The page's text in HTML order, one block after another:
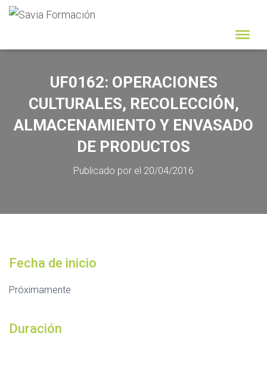
UF0162: OPERACIONES
CULTURALES, RECOLECCIÓN,
ALMACENAMIENTO Y ENVASADO
DE PRODUCTOS
Publicado por el 20/04/2016
Fecha de inicio
Próximamente
Duración